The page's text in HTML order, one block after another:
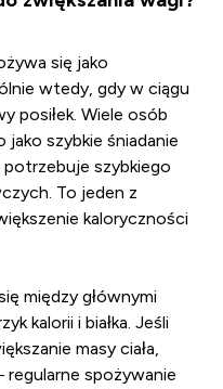
się jako
wtedy, gdy w ciągu
posiłek. Wiele osób
jako szybkie śniadanie
potrzebuje szybkiego
To jeden z
kaloryczności
między głównymi
kalorii i białka. Jeśli
masy ciała,
spożywanie